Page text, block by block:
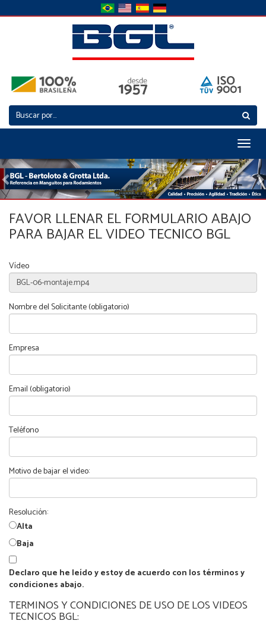
Previous
FAVOR LLENAR EL FORMULARIO ABAJO
PARA BAJAR EL VIDEO TECNICO BGL
Vídeo
Nombre del Solicitante (obligatorio)
Empresa
Email (obligatorio)
Teléfono
Motivo de bajar el video:
Resolución:
Alta
Baja
Declaro que he leído y estoy de acuerdo con los términos y
condiciones abajo.
TERMINOS Y CONDICIONES DE USO DE LOS VIDEOS
TECNICOS BGL: